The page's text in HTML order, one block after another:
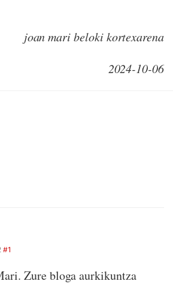
joan mari beloki kortexarena
2024-10-06
#1
Zure bloga aurkikuntza